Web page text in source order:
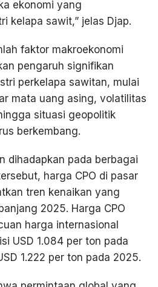
ekonomi yang
kelapa sawit,” jelas Djap.
faktor makroekonomi
pengaruh signifikan
perkelapa sawitan, mulai
mata uang asing, volatilitas
situasi geopolitik
berkembang.
dihadapkan pada berbagai
harga CPO di pasar
tren kenaikan yang
2025. Harga CPO
harga internasional
USD 1.084 per ton pada
1.222 per ton pada 2025.